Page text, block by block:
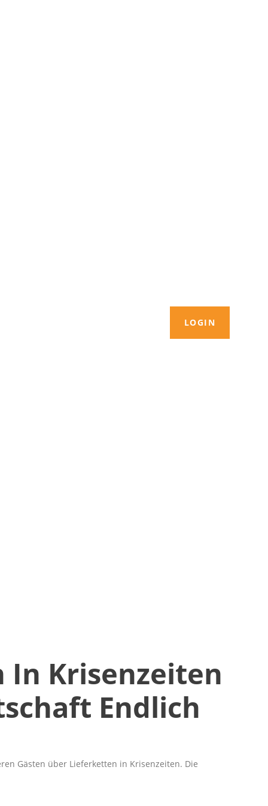
LOGIN
Krisenzeiten
Endlich
Gästen über Lieferketten in Krisenzeiten. Die